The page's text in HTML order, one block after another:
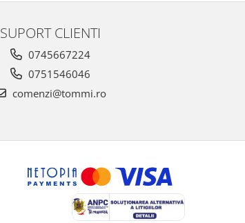
SUPORT CLIENTI
0745667224
0751546046
comenzi@tommi.ro